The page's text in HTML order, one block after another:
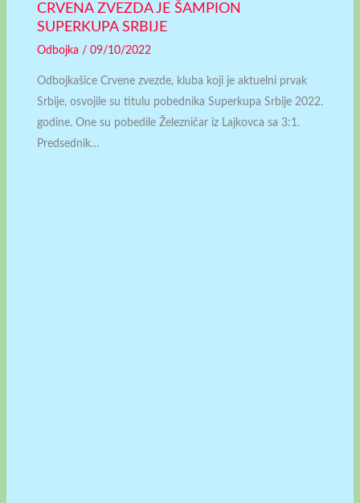
CRVENA ZVEZDA JE ŠAMPION
SUPERKUPA SRBIJE
Odbojka / 09/10/2022
Odbojkašice Crvene zvezde, kluba koji je aktuelni prvak
Srbije, osvojile su titulu pobednika Superkupa Srbije 2022.
godine. One su pobedile Železničar iz Lajkovca sa 3:1.
Predsednik…